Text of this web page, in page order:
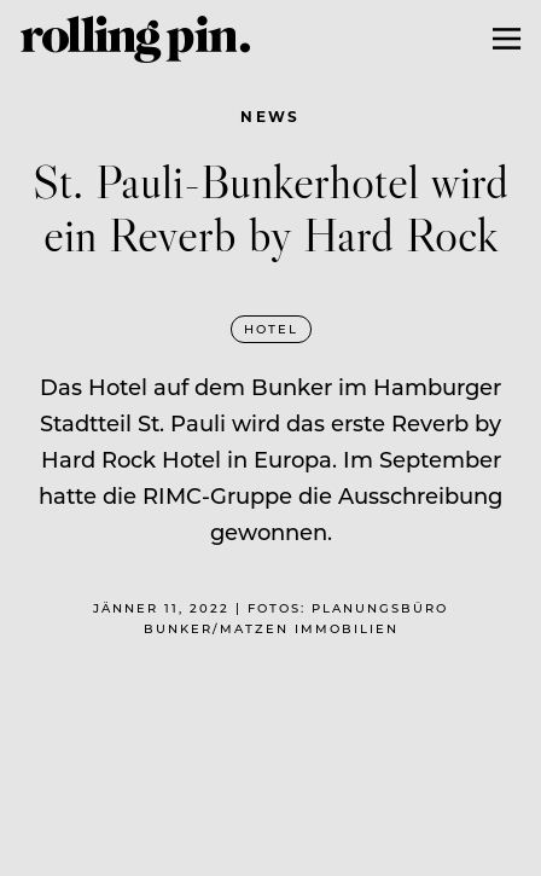
NEWS
St. Pauli-Bunkerhotel wird
ein Reverb by Hard Rock
HOTEL
Das Hotel auf dem Bunker im Hamburger
Stadtteil St. Pauli wird das erste Reverb by
Hard Rock Hotel in Europa. Im September
hatte die RIMC-Gruppe die Ausschreibung
gewonnen.
JÄNNER 11, 2022 | FOTOS: PLANUNGSBÜRO
BUNKER/MATZEN IMMOBILIEN